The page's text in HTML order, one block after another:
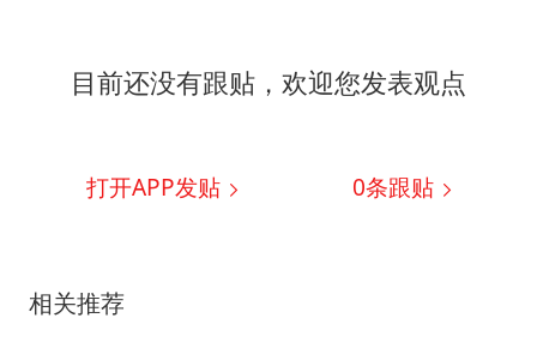
目前还没有跟贴，欢迎您发表观点
打开APP发贴 0条跟贴
相关推荐